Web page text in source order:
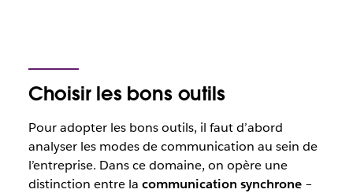
Choisir les bons outils
Pour adopter les bons outils, il faut d’abord
analyser les modes de communication au sein de
l’entreprise. Dans ce domaine, on opère une
distinction entre la communication synchrone–